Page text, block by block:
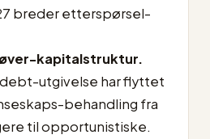
breder etterspørsel-
kapitalstruktur.
utgivelse har flyttet
behandling fra
til opportunistiske.